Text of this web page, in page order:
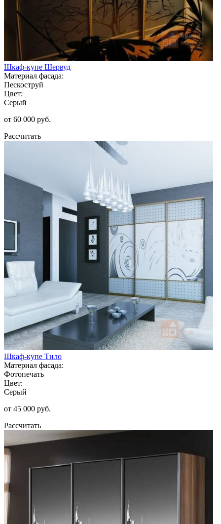
Шкаф-купе Шервуд
Материал фасада:
Пескоструй
Цвет:
Серый
от 60 000 руб.
Рассчитать
Шкаф-купе Тило
Материал фасада:
Фотопечать
Цвет:
Серый
от 45 000 руб.
Рассчитать